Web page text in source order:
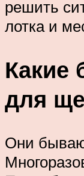
решить
лотка и
Какие
для
Они